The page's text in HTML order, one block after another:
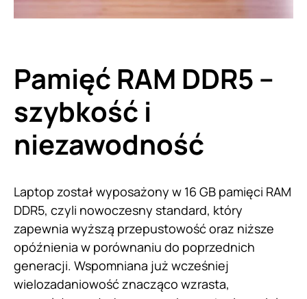
Pamięć RAM DDR5 –
szybkość i
niezawodność
Laptop został wyposażony w 16 GB pamięci RAM
DDR5, czyli nowoczesny standard, który
zapewnia wyższą przepustowość oraz niższe
opóźnienia w porównaniu do poprzednich
generacji. Wspomniana już wcześniej
wielozadaniowość znacząco wzrasta,